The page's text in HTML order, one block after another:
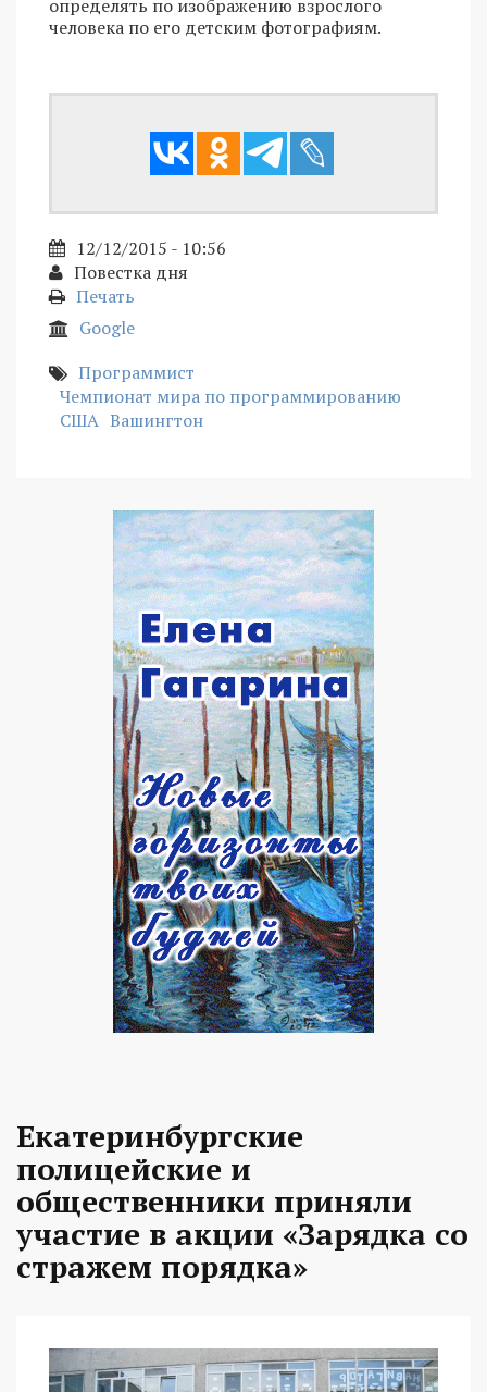
определять по изображению взрослого
человека по его детским фотографиям.
12/12/2015 - 10:56
Повестка дня
Печать
Google
Программист
Чемпионат мира по программированию
США Вашингтон
Екатеринбургские
полицейские и
общественники приняли
участие в акции «Зарядка со
стражем порядка»